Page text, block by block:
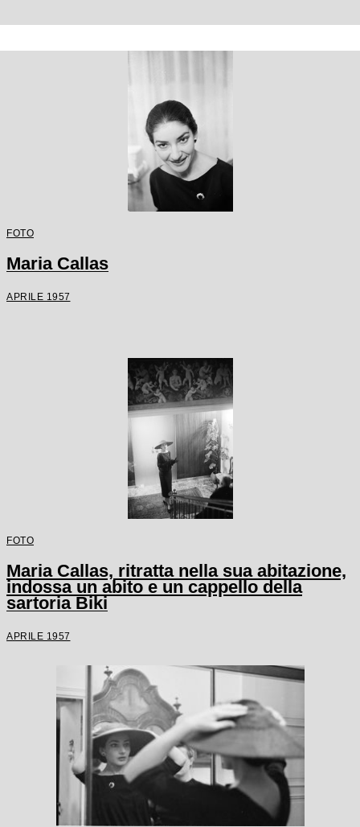
FOTO
Maria Callas
APRILE 1957
FOTO
Maria Callas, ritratta nella sua abitazione,
indossa un abito e un cappello della
sartoria Biki
APRILE 1957